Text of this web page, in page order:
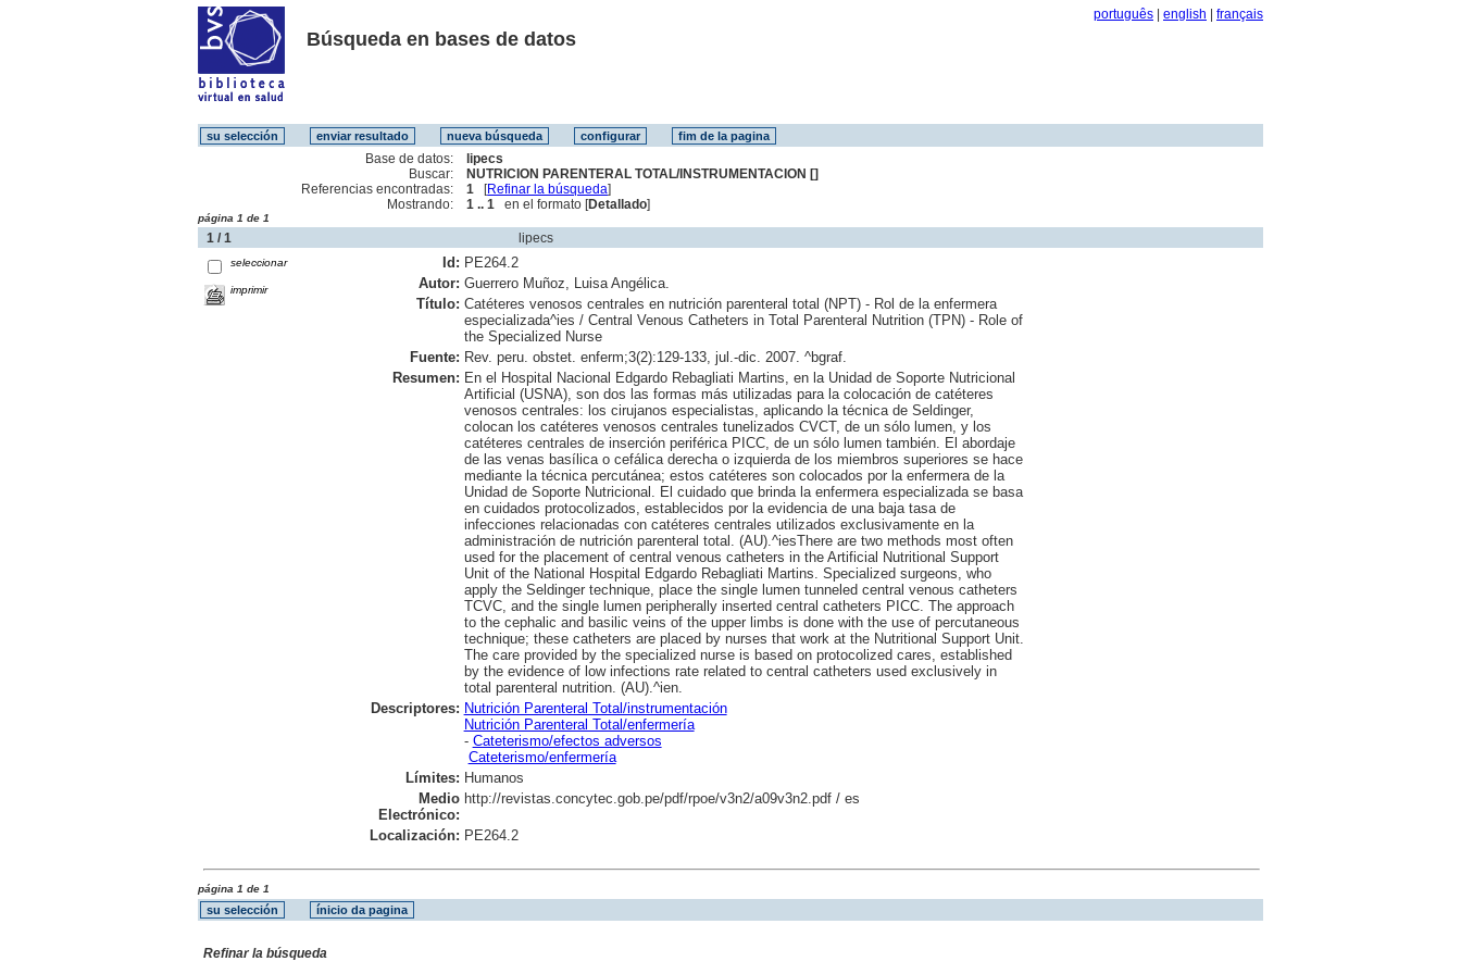
português english français
Búsqueda en bases de datos
Base de datos:
lipecs
Buscar:
NUTRICION PARENTERAL TOTAL/INSTRUMENTACION []
Referencias encontradas:
1 [Refinar la búsqueda]
Mostrando:
1 .. 1 en el formato [Detallado]
página 1 de 1
1 / 1 lipecs
seleccionar
imprimir
Id: PE264.2
Autor: Guerrero Muñoz, Luisa Angélica.
Título: Catéteres venosos centrales en nutrición parenteral total (NPT) - Rol de la enfermera
especializada^ies / Central Venous Catheters in Total Parenteral Nutrition (TPN) - Role of
the Specialized Nurse
Fuente: Rev. peru. obstet. enferm;3(2):129-133, jul.-dic. 2007. ^bgraf.
Resumen: En el Hospital Nacional Edgardo Rebagliati Martins, en la Unidad de Soporte Nutricional
Artificial (USNA), son dos las formas más utilizadas para la colocación de catéteres
venosos centrales: los cirujanos especialistas, aplicando la técnica de Seldinger,
colocan los catéteres venosos centrales tunelizados CVCT, de un sólo lumen, y los
catéteres centrales de inserción periférica PICC, de un sólo lumen también. El abordaje
de las venas basílica o cefálica derecha o izquierda de los miembros superiores se hace
mediante la técnica percutánea; estos catéteres son colocados por la enfermera de la
Unidad de Soporte Nutricional. El cuidado que brinda la enfermera especializada se basa
en cuidados protocolizados, establecidos por la evidencia de una baja tasa de
infecciones relacionadas con catéteres centrales utilizados exclusivamente en la
administración de nutrición parenteral total. (AU).^iesThere are two methods most often
used for the placement of central venous catheters in the Artificial Nutritional Support
Unit of the National Hospital Edgardo Rebagliati Martins. Specialized surgeons, who
apply the Seldinger technique, place the single lumen tunneled central venous catheters
TCVC, and the single lumen peripherally inserted central catheters PICC. The approach
to the cephalic and basilic veins of the upper limbs is done with the use of percutaneous
technique; these catheters are placed by nurses that work at the Nutritional Support Unit.
The care provided by the specialized nurse is based on protocolized cares, established
by the evidence of low infections rate related to central catheters used exclusively in
total parenteral nutrition. (AU).^ien.
Descriptores: Nutrición Parenteral Total/instrumentación
Nutrición Parenteral Total/enfermería
- Cateterismo/efectos adversos
Cateterismo/enfermería
Límites: Humanos
Medio
Electrónico:
http://revistas.concytec.gob.pe/pdf/rpoe/v3n2/a09v3n2.pdf / es
Localización: PE264.2
página 1 de 1
Refinar la búsqueda